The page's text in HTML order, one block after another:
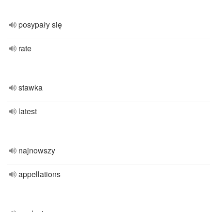
posypały się
rate
stawka
latest
najnowszy
appellations